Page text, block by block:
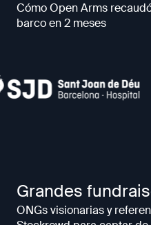
Cómo Open Arms
barco en 2 meses
Grandes
ONGs visionarias y